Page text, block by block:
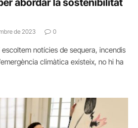
de 2023 0
notícies de sequera, incendis
climàtica existeix, no hi ha